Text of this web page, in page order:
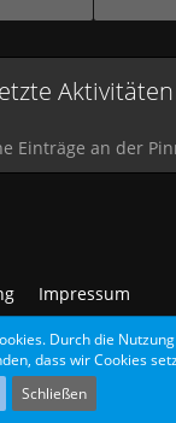
Aktivitäten
Einträge an der
Impressum
Software:
Durch die
dass wir Cookies
Schließen